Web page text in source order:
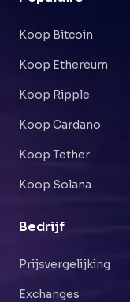
Koop Bitcoin
Koop Ethereum
Koop Ripple
Koop Cardano
Koop Tether
Koop Solana
Bedrijf
Prijsvergelijking
Exchanges